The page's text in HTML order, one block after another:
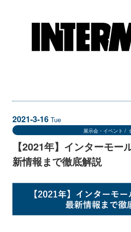
2021-3-16 Tue
展示会・イベント
【2021年】インターモー
新情報まで徹底解説